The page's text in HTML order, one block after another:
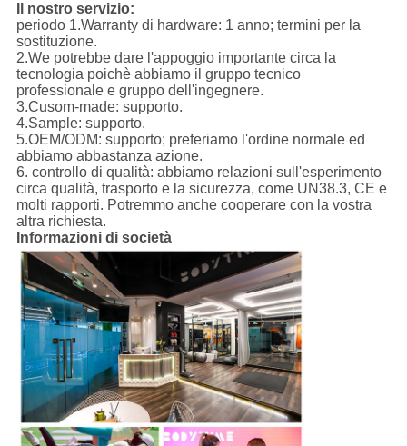
Il nostro servizio:
periodo 1.Warranty di hardware: 1 anno; termini per la
sostituzione.
2.We potrebbe dare l'appoggio importante circa la
tecnologia poichè abbiamo il gruppo tecnico
professionale e gruppo dell'ingegnere.
3.Cusom-made: supporto.
4.Sample: supporto.
5.OEM/ODM: supporto; preferiamo l'ordine normale ed
abbiamo abbastanza azione.
6. controllo di qualità: abbiamo relazioni sull'esperimento
circa qualità, trasporto e la sicurezza, come UN38.3, CE e
molti rapporti. Potremmo anche cooperare con la vostra
altra richiesta.
Informazioni di società